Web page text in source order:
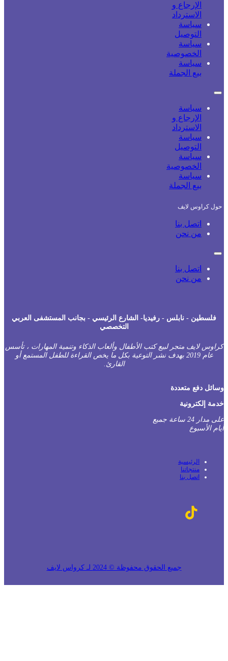
الإرجاع و
الاسترداد
سياسة
التوصيل
سياسة
الخصوصية
سياسة
بيع الجملة
سياسة
الإرجاع و
الاسترداد
سياسة
التوصيل
سياسة
الخصوصية
سياسة
بيع الجملة
حول كراوس لايف
اتصل بنا
من نحن
اتصل بنا
من نحن
فلسطين - نابلس - رفيديا- الشارع الرئيسي - بجانب المستشفى العربي
التخصصي
لايف متجر لبيع كتب الأطفال وألعاب الذكاء وتنمية المهارات ، تأسس
عام 2019 بهدف نشر التوعية بكل ما يخص القراءة للطفل المستمع أو
القارئ.
دفع متعددة
إلكترونية
على مدار 24 ساعة جميع
الأسبوع
الرئيسية
منتجاتنا
اتصل بنا
جميع الحقوق محفوظة © 2024 لـ كرواس لايف